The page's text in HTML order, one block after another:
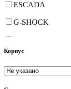
ESCADA
G-SHOCK
HANOWA
JOWISSA
Корпус